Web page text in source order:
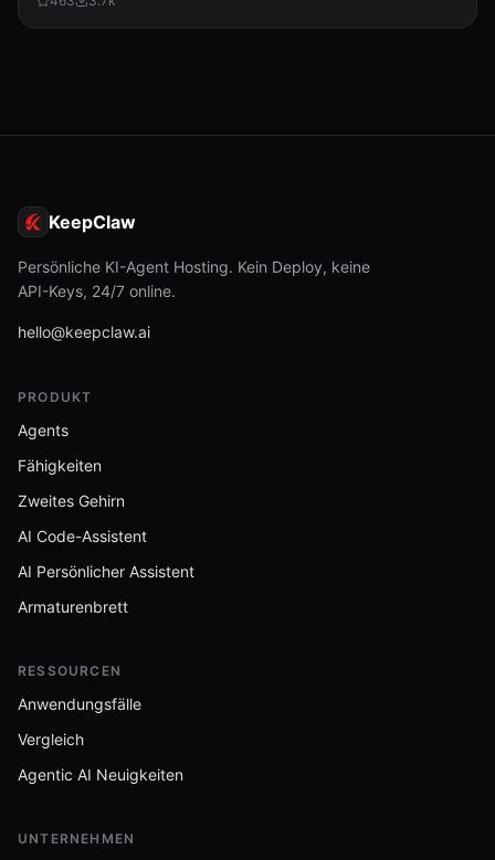
KeepClaw
Persönliche KI-Agent Hosting. Kein Deploy, keine
API-Keys, 24/7 online.
hello@keepclaw.ai
PRODUKT
Agents
Fähigkeiten
Zweites Gehirn
AI Code-Assistent
AI Persönlicher Assistent
Armaturenbrett
RESSOURCEN
Anwendungsfälle
Vergleich
Agentic AI Neuigkeiten
UNTERNEHMEN